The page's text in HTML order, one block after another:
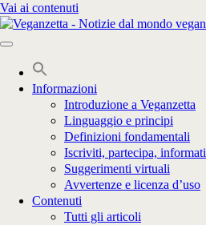
Vai ai contenuti
Informazioni
Introduzione a Veganzetta
Linguaggio e principi
Definizioni fondamentali
Iscriviti, partecipa, informati
Suggerimenti virtuali
Avvertenze e licenza d’uso
Contenuti
Tutti gli articoli